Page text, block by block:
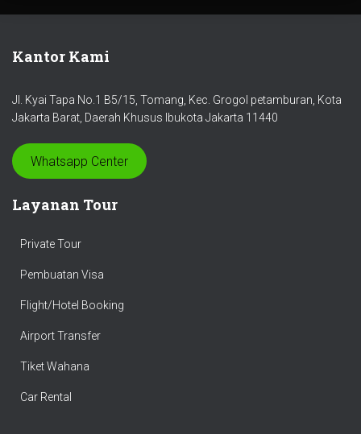
Kantor Kami
Jl. Kyai Tapa No.1 B5/15, Tomang, Kec. Grogol petamburan, Kota
Jakarta Barat, Daerah Khusus Ibukota Jakarta 11440
Whatsapp Center
Layanan Tour
Private Tour
Pembuatan Visa
Flight/Hotel Booking
Airport Transfer
Tiket Wahana
Car Rental